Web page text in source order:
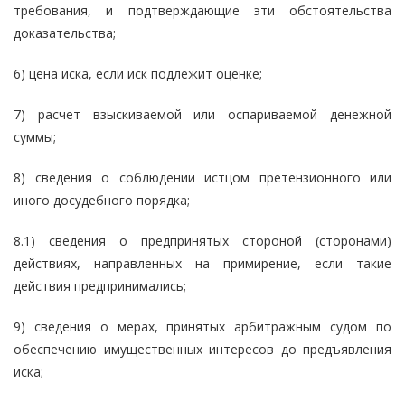
требования, и подтверждающие эти обстоятельства
доказательства;
6) цена иска, если иск подлежит оценке;
7) расчет взыскиваемой или оспариваемой денежной
суммы;
8) сведения о соблюдении истцом претензионного или
иного досудебного порядка;
8.1) сведения о предпринятых стороной (сторонами)
действиях, направленных на примирение, если такие
действия предпринимались;
9) сведения о мерах, принятых арбитражным судом по
обеспечению имущественных интересов до предъявления
иска;